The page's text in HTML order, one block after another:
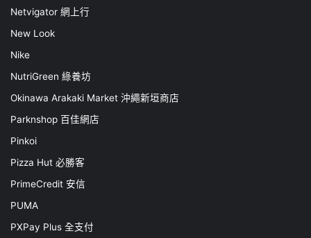
Netvigator 網上行
New Look
Nike
NutriGreen 綠養坊
Okinawa Arakaki Market 沖繩新垣商店
Parknshop 百佳網店
Pinkoi
Pizza Hut 必勝客
PrimeCredit 安信
PUMA
PXPay Plus 全支付